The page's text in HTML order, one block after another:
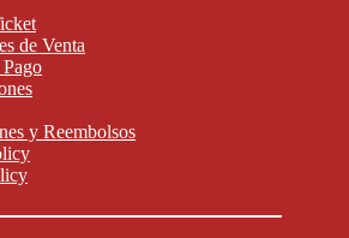
de Venta
y Reembolsos